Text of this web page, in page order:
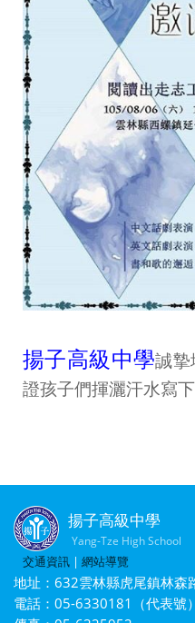
揚子高級中學誠摯
證孩子們揮灑汗水寫
揚子高級中學
Yang-Tze High School
交通資訊 | 網站導覽
地址：632雲林縣虎尾鎮林森
電話：05-6330181（代表號）